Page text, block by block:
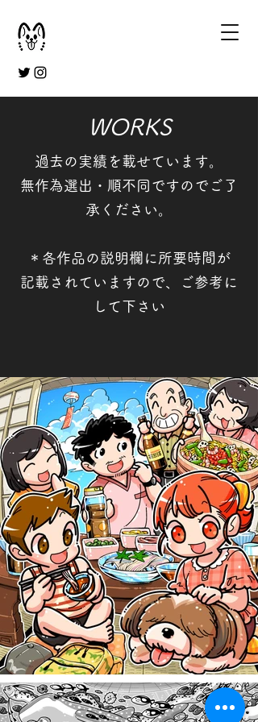
​​WORKS
過去の実績を載せています。
​無作為選出・順不同ですのでご了
承ください。
＊各作品の説明欄に所要時間が
記載されていますので、ご参考に
して下さい